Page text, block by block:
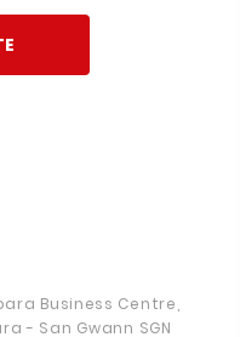
Business Centre,
- San Gwann SGN